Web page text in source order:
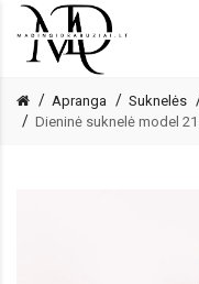
Apranga Suknelės
Dieninė suknelė model